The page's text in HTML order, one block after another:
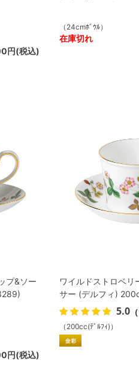
円(税込)
（24cmﾎﾞｳﾙ）
在庫切れ
プ&ソー
円(税込)
ワイルドストロベリ
サー (デルフィ)
5.0
（200cc(ﾃﾞﾙﾌｨ)）